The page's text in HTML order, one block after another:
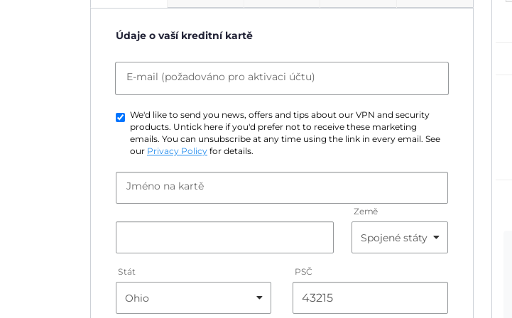
Údaje o vaší kreditní kartě
E-mail (požadováno pro aktivaci účtu)
We'd like to send you news, offers and tips about our VPN and security
products. Untick here if you'd prefer not to receive these marketing
emails. You can unsubscribe at any time using the link in every email. See
our Privacy Policy for details.
Jméno na kartě
Země
Stát PSČ